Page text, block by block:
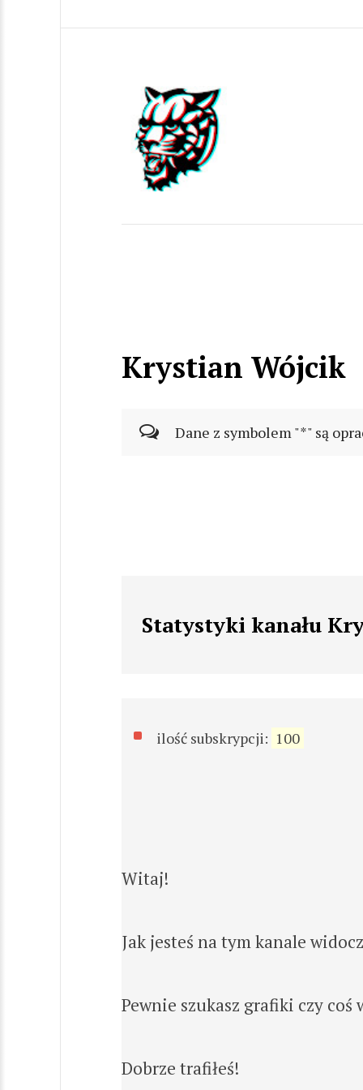
Krystian Wójcik
Dane z symbolem "*" są
Statystyki kanału
ilość subskrypcji: 100
Witaj!
Jak jesteś na tym kanale
Pewnie szukasz grafiki czy coś
Dobrze trafiłeś!